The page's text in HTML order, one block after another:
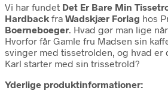
Vi har fundet Det Er Bare Min
Hardback fra Wadskjær Forlag hos
Boerneboeger. Hvad gør man lige
Hvorfor får Gamle fru Madsen sin
svinger med tissetrolden, og hvad er
Karl starter med sin trissetrold?
Yderlige produktinformationer: